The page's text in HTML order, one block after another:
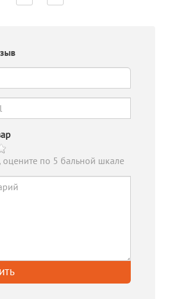
оцените по 5 бальной шкале